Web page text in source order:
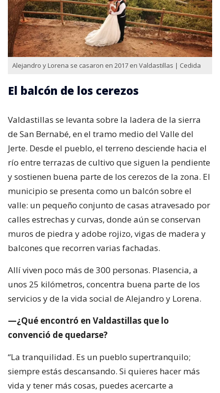
Alejandro y Lorena se casaron en 2017 en Valdastillas | Cedida
El balcón de los cerezos
Valdastillas se levanta sobre la ladera de la sierra
de San Bernabé, en el tramo medio del Valle del
Jerte. Desde el pueblo, el terreno desciende hacia el
río entre terrazas de cultivo que siguen la pendiente
y sostienen buena parte de los cerezos de la zona. El
municipio se presenta como un balcón sobre el
valle: un pequeño conjunto de casas atravesado por
calles estrechas y curvas, donde aún se conservan
muros de piedra y adobe rojizo, vigas de madera y
balcones que recorren varias fachadas.
Allí viven poco más de 300 personas. Plasencia, a
unos 25 kilómetros, concentra buena parte de los
servicios y de la vida social de Alejandro y Lorena.
—¿Qué encontró en Valdastillas que lo
convenció de quedarse?
“La tranquilidad. Es un pueblo supertranquilo;
siempre estás descansando. Si quieres hacer más
vida y tener más cosas, puedes acercarte a